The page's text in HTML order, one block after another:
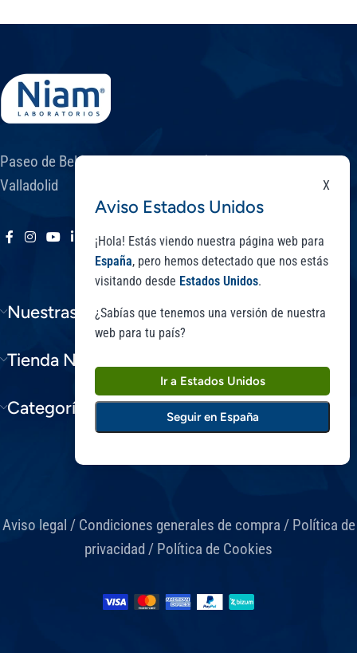
Paseo de Belén, 9 A - Parque científico UVA. 47011 -
Valladolid
Nuestras Gamas
Tienda Niam
Categorías Blog
Aviso legal / Condiciones generales de compra / Política de
privacidad / Política de Cookies
X
Aviso Estados Unidos
¡Hola! Estás viendo nuestra página web para
España, pero hemos detectado que nos estás
visitando desde Estados Unidos.
¿Sabías que tenemos una versión de nuestra
web para tu país?
Ir a Estados Unidos
Seguir en España